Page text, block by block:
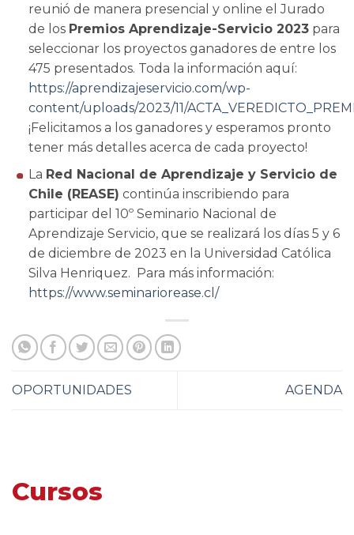
reunió de manera presencial y online el Jurado
de los Premios Aprendizaje-Servicio 2023para
seleccionar los proyectos ganadores de entre los
475 presentados. Toda la información aquí:
https://aprendizajeservicio.com/wp-
content/uploads/2023/11/
¡Felicitamos a los ganadores y esperamos pronto
tener más detalles acerca de cada proyecto!
La Red Nacional de Aprendizaje y Servicio de
Chile (REASE) continúa inscribiendo para
participar del 10º Seminario Nacional de
Aprendizaje Servicio, que se realizará los días 5 y 6
de diciembre de 2023 en la Universidad Católica
Silva Henriquez. Para más información:
https://www.seminariorease.cl/
OPORTUNIDADES AGENDA
Cursos